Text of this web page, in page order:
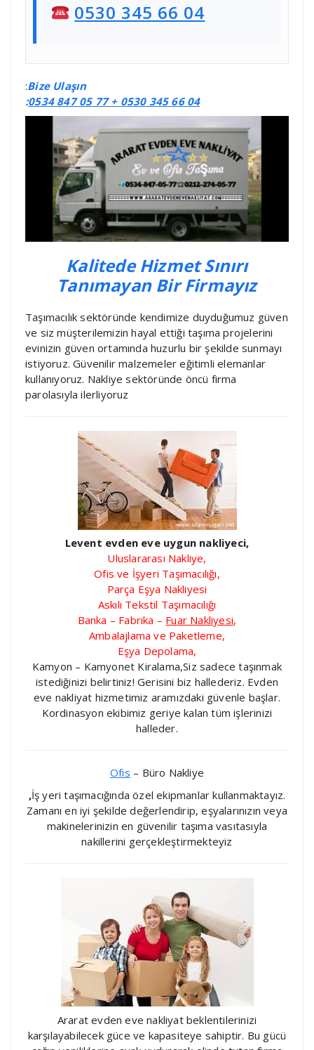
0530 345 66 04
:Bize Ulaşın
:0534 847 05 77 + 0530 345 66 04
Kalitede Hizmet Sınırı
Tanımayan Bir Firmayız
Taşımacılık sektöründe kendimize duyduğumuz güven
ve siz müşterilemizin hayal ettiği taşıma projelerini
evinizin güven ortamında huzurlu bir şekilde sunmayı
istiyoruz. Güvenilir malzemeler eğitimli elemanlar
kullanıyoruz. Nakliye sektöründe öncü firma
parolasıyla ilerliyoruz
Levent evden eve uygun nakliyeci,
Uluslararası Nakliye,
Ofis ve İşyeri Taşımacılığı,
Parça Eşya Nakliyesi
Askılı Tekstil Taşımacılığı
Banka – Fabrika – Fuar Nakliyesi,
Ambalajlama ve Paketleme,
Eşya Depolama,
Kamyon – Kamyonet Kiralama,Siz sadece taşınmak
istediğinizi belirtiniz! Gerisini biz hallederiz. Evden
eve nakliyat hizmetimiz aramızdaki güvenle başlar.
Kordinasyon ekibimiz geriye kalan tüm işlerinizi
halleder.
Ofis – Büro Nakliye
,İş yeri taşımacığında özel ekipmanlar kullanmaktayız.
Zamanı en iyi şekilde değerlendirip, eşyalarınızın veya
makinelerinizin en güvenilir taşıma vasıtasıyla
nakillerini gerçekleştirmekteyiz
Ararat evden eve nakliyat beklentilerinizi
karşılayabilecek güce ve kapasiteye sahiptir. Bu gücü